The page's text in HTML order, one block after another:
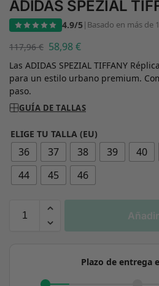
ADIDAS SPEZIAL
4.9/5| Basado en más de
117,96€ 58,98€
Las ADIDAS SPEZIAL TIFFANY
para un estilo urbano premium.
paso.
GUÍA DE TALLAS
ELIGE TU TALLA (EU)
36 37 38 39 40
44
45 46
Plazo de entrega